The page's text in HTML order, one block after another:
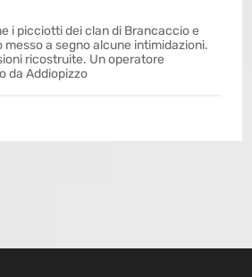
i picciotti dei clan di Brancaccio e
messo a segno alcune intimidazioni.
ricostruite. Un operatore
da Addiopizzo